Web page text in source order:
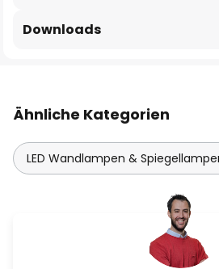
Downloads
Ähnliche Kategorien
LED Wandlampen &